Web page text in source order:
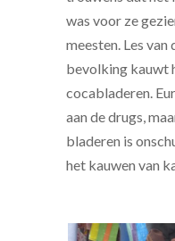
was voor ze
meesten. Les van
bevolking kauwt
cocabladeren.
aan de drugs,
bladeren is
het kauwen van